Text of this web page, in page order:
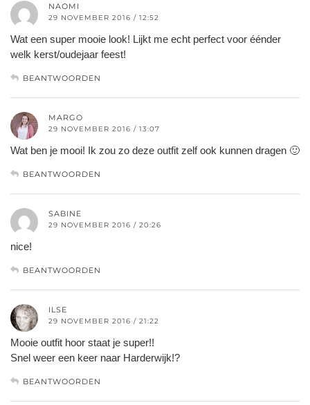
NAOMI
29 NOVEMBER 2016 / 12:52
Wat een super mooie look! Lijkt me echt perfect voor éénder
welk kerst/oudejaar feest!
BEANTWOORDEN
MARGO
29 NOVEMBER 2016 / 13:07
Wat ben je mooi! Ik zou zo deze outfit zelf ook kunnen dragen 🙂
BEANTWOORDEN
SABINE
29 NOVEMBER 2016 / 20:26
nice!
BEANTWOORDEN
ILSE
29 NOVEMBER 2016 / 21:22
Mooie outfit hoor staat je super!!
Snel weer een keer naar Harderwijk!?
BEANTWOORDEN